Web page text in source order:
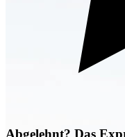
Abgelehnt? Das